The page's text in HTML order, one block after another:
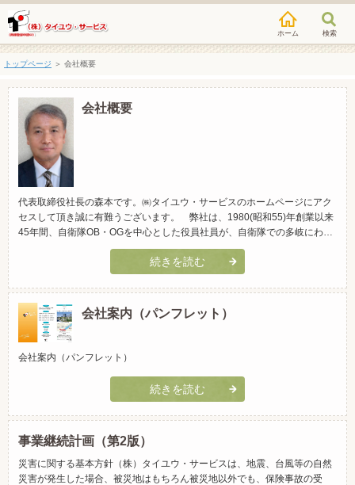
検索
トップページ ＞ 会社概要
会社概要
代表取締役社長の森本です。㈱タイユウ・サービスのホームページにアク
セスして頂き誠に有難うございます。 弊社は、1980(昭和55)年創業以来
45年間、自衛隊OB・OGを中心とした役員社員が、自衛隊での多岐にわた
る経験を生かしてお客様のニーズに的確に対応したサービスを目指して尽
力してまいりました。 今後とも「隊友ファミリーへの奉仕を通じた、社
会貢献」及び「働き甲斐がある、明るい社風の醸成」という明快...
続きを読む
会社案内（パンフレット）
会社案内（パンフレット）
続きを読む
事業継続計画（第2版）
災害に関する基本方針（株）タイユウ・サービスは、地震、台風等の自然
災害が発生した場合、被災地はもちろん被災地以外でも、保険事故の受